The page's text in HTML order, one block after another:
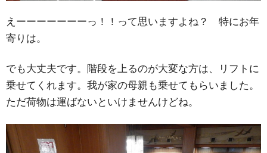
えーーーーーーーっ！！って思いますよね？ 特にお年
寄りは。
でも大丈夫です。階段を上るのが大変な方は、リフトに
乗せてくれます。我が家の母親も乗せてもらいました。
ただ荷物は運ばないといけませんけどね。